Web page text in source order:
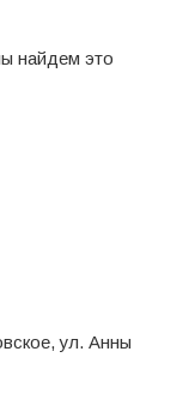
найдем это
ул. Анны